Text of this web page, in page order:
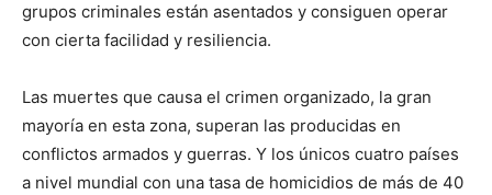
grupos criminales están asentados y consiguen operar
con cierta facilidad y resiliencia.
Las muertes que causa el crimen organizado, la gran
mayoría en esta zona, superan las producidas en
conflictos armados y guerras. Y los únicos cuatro países
a nivel mundial con una tasa de homicidios de más de 40